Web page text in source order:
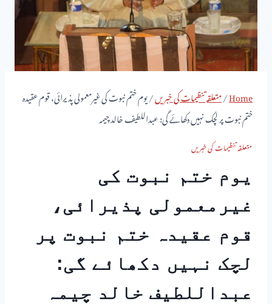
Home
/متعلقہ تنظیمات کی خبریں/یوم ختم نبوت کی غیرمعمولی پذیرائی، قوم عقیدہ
ختم نبوت پر لچک نہیں دکھائے گی: عبداللطیف خالد چیمہ
متعلقہ تنظیمات کی خبریں
یوم ختم نبوت کی
غیرمعمولی پذیرائی،
قوم عقیدہ ختم نبوت پر
لچک نہیں دکھائے گی:
عبداللطیف خالد چیمہ